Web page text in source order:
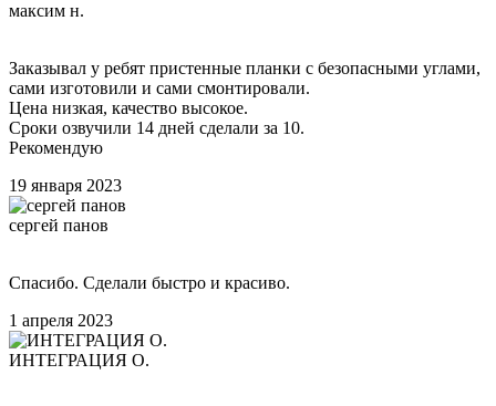
максим н.
Заказывал у ребят пристенные планки с безопасными углами,
сами изготовили и сами смонтировали.
Цена низкая, качество высокое.
Сроки озвучили 14 дней сделали за 10.
Рекомендую
19 января 2023
сергей панов
Спасибо. Сделали быстро и красиво.
1 апреля 2023
ИНТЕГРАЦИЯ О.